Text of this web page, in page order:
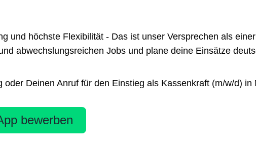
und höchste Flexibilität - Das ist unser Versprechen als
abwechslungsreichen Jobs und plane deine Einsätze
Deinen Anruf für den Einstieg als Kassenkraft (m/w/d) in
bewerben